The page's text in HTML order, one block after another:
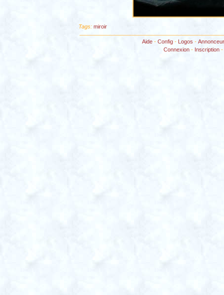
Tags: miroir
Aide- Config- Logos -
Connexion - Inscription -